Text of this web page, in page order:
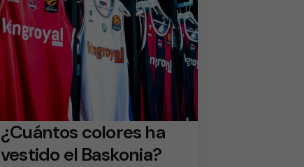
¿Cuántos colores ha
vestido el Baskonia?